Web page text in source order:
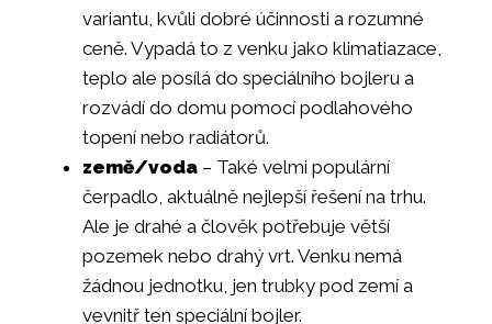
variantu, kvůli dobré účinnosti a rozumné
ceně. Vypadá to z venku jako klimatiazace,
teplo ale posílá do speciálního bojleru a
rozvádí do domu pomocí podlahového
topení nebo radiátorů.
země/voda – Také velmi populární
čerpadlo, aktuálně nejlepší řešení na trhu.
Ale je drahé a člověk potřebuje větší
pozemek nebo drahý vrt. Venku nemá
žádnou jednotku, jen trubky pod zemí a
vevnitř ten speciální bojler.